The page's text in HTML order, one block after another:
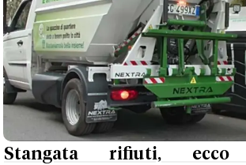
Stangata rifiuti,